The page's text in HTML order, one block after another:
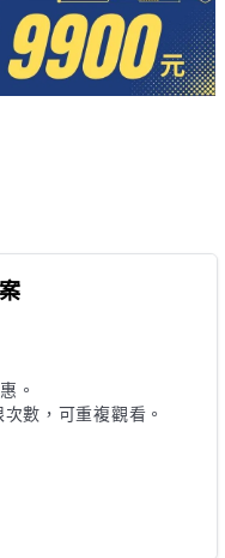
。
數，可重複觀看。